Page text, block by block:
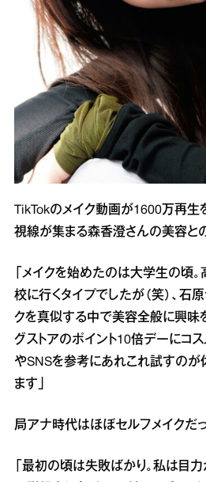
TikTokのメイク動画が1600万再生
視線が集まる森香澄さんの美容と
「メイクを始めたのは大学生の頃
校に行くタイプでしたが（笑）、石
クを真似する中で美容全般に興味
グストアのポイント10倍デーにコ
やSNSを参考にあれこれ試すのが
ます」
局アナ時代はほぼセルフメイクだっ
「最初の頃は失敗ばかり。私は目